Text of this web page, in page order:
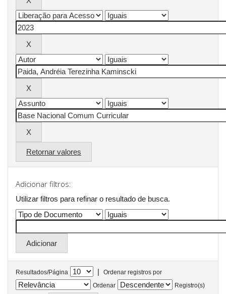
Retornar valores
Adicionar filtros:
Utilizar filtros para refinar o resultado de busca.
Resultados/Página |
Ordenar registros por
Ordenar
Registro(s)